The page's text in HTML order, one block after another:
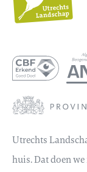
Utrechts
huis. Dat doen